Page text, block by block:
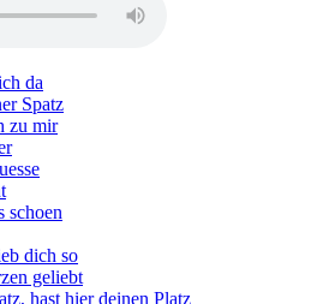
da
Spatz
zu mir
schoen
dich so
geliebt
hast hier deinen Platz